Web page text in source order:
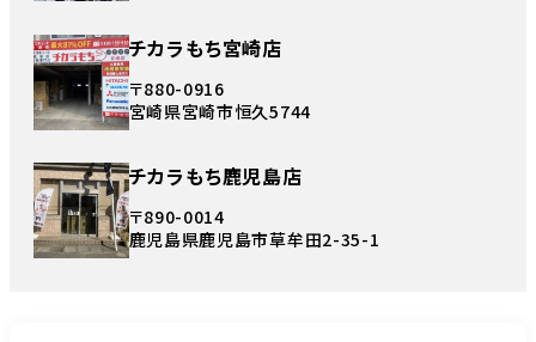
チカラもち宮崎店
〒880-0916
宮崎県宮崎市恒久5744
チカラもち鹿児島店
〒890-0014
鹿児島県鹿児島市草牟田2-35-1